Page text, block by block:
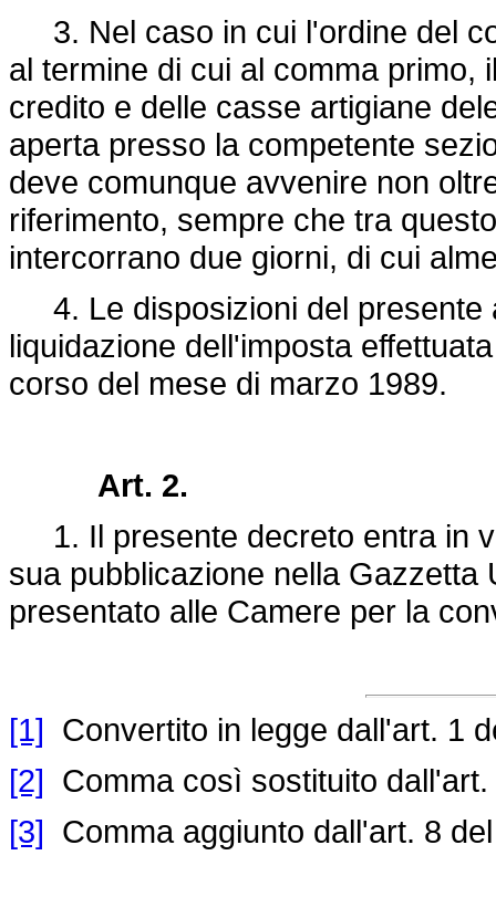
3. Nel caso in cui l'ordine del
al termine di cui al comma primo,
credito e delle casse artigiane
aperta presso la competente
deve comunque avvenire non
riferimento, sempre che tra
intercorrano due giorni, di cui
4. Le disposizioni del presente
liquidazione dell'imposta
corso del mese di marzo 1989.
Art. 2.
1. Il presente decreto entra in
sua pubblicazione nella Gazzetta
presentato alle Camere per la
[1] Convertito in legge dall'art. 1
[2] Comma così sostituito
[3] Comma aggiunto dall'art. 8